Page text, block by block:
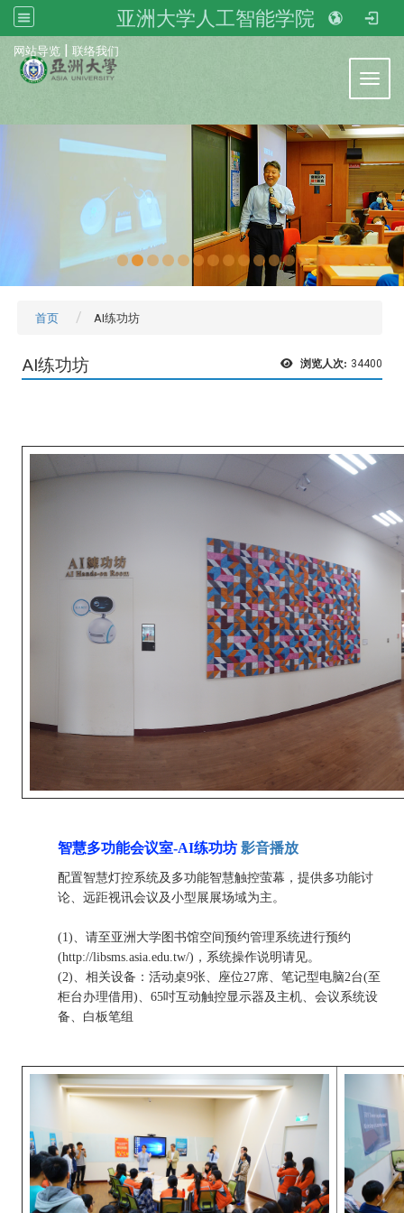
亚洲大学人工智能学院
网站导览 | 联络我们
首页 AI练功坊
浏览人次: 34400
AI练功坊
智慧多功能会议室-AI练功坊 影音播放
配置智慧灯控系统及 多功能智慧触控萤幕，提供多功能讨
论、 远距视讯会议及小型展展场域为主。
(1)、请至亚洲大学图书馆空间预约管理系统进行预约
(http://libsms.asia.edu.tw/)，系统操作说明请见。
(2)、相关设备：活动桌9张、座位27席、笔记型电脑2台(至
柜台办理借用)、65吋互动触控显示器及主机、会议系统设
备、白板笔组